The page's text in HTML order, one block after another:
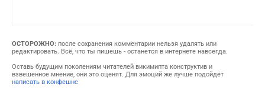
ОСТОРОЖНО: после сохранения комментарии нельзя удалять или
редактировать. Всё, что ты пишешь - останется в интернете навсегда.
Оставь будущим поколениям читателей викимипта конструктив и
взвешенное мнение, они это оценят. Для эмоций же лучше подойдёт
написать в конфешнс